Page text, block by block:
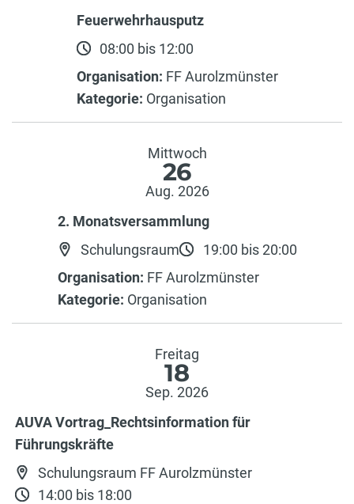
Feuerwehrhausputz
08:00 bis 12:00
Organisation: FF Aurolzmünster
Kategorie: Organisation
Mittwoch
26
Aug. 2026
2. Monatsversammlung
Schulungsraum
19:00 bis 20:00
Organisation: FF Aurolzmünster
Kategorie: Organisation
Freitag
18
Sep. 2026
AUVA Vortrag_Rechtsinformation für
Führungskräfte
Schulungsraum FF Aurolzmünster
14:00 bis 18:00